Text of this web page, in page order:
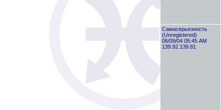
Самасерьезность
(Unregistered)
06/09/04 05:45 AM
139.92.139.81